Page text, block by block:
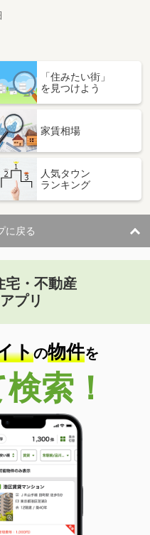
「住みたい街」
を見つけよう
家賃相場
人気タウン
ランキング
に戻る
宅・不動産
アプリ
トの物件を
索！